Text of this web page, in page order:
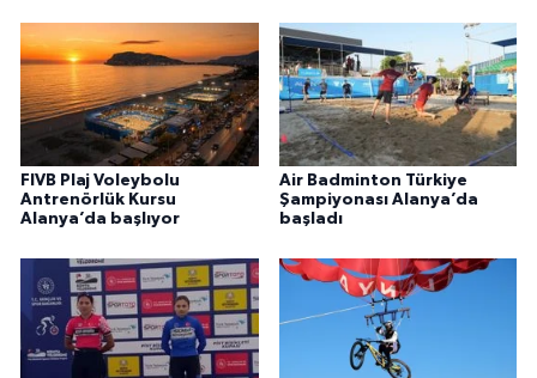
FIVB Plaj Voleybolu
Antrenörlük Kursu
Alanya’da başlıyor
Air Badminton Türkiye
Şampiyonası Alanya’da
başladı